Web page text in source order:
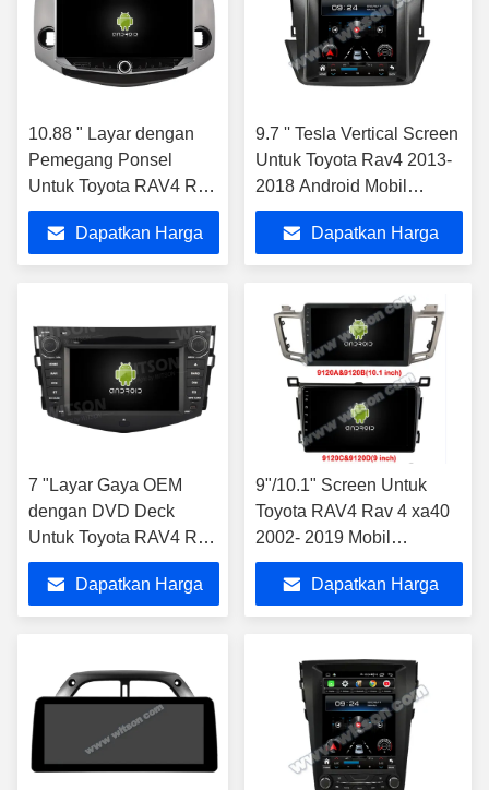
10.88 " Layar dengan
Pemegang Ponsel
Untuk Toyota RAV4 Rav
4 2006-2012 Multimedia
StereoDapatkan Harga
9.7 '' Tesla Vertical Screen
Untuk Toyota Rav4 2013-
2018 Android Mobil
Multimedia Player
Dapatkan Harga
7 "Layar Gaya OEM
dengan DVD Deck
Untuk Toyota RAV4 Rav
4 2006-2012 Android
Mobil DVD GPS
Multimedia Stereo
Dapatkan Harga
9"/10.1" Screen Untuk
Toyota RAV4 Rav 4 xa40
2002- 2019 Mobil
Multimedia Stereo
Dapatkan Harga